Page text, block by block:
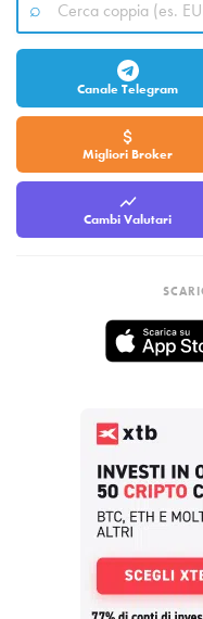
Canale Telegram
Migliori Broker
Cambi Valutari